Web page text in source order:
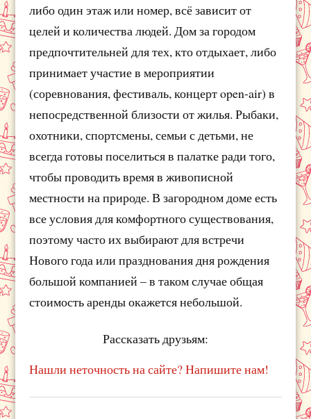
либо один этаж или номер, всё зависит от
целей и количества людей. Дом за городом
предпочтительней для тех, кто отдыхает, либо
принимает участие в мероприятии
(соревнования, фестиваль, концерт open-air) в
непосредственной близости от жилья. Рыбаки,
охотники, спортсмены, семьи с детьми, не
всегда готовы поселиться в палатке ради того,
чтобы проводить время в живописной
местности на природе. В загородном доме есть
все условия для комфортного существования,
поэтому часто их выбирают для встречи
Нового года или празднования дня рождения
большой компанией – в таком случае общая
стоимость аренды окажется небольшой.
Рассказать друзьям:
Нашли неточность на сайте? Напишите нам!